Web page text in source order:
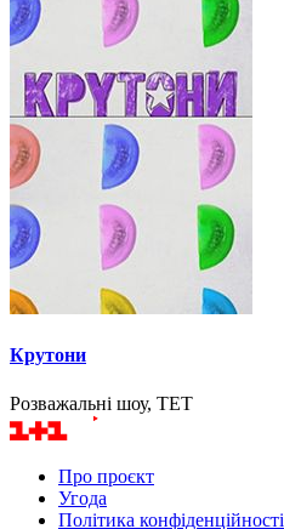
Крутони
Розважальні шоу, ТЕТ
Про проєкт
Угода
Політика конфіденційності